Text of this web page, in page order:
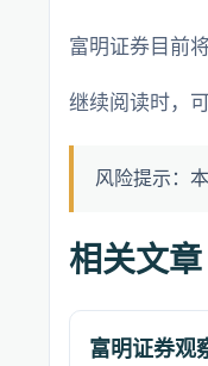
富明证券目前
继续阅读时，
风险提示：
相关文章
富明证券观